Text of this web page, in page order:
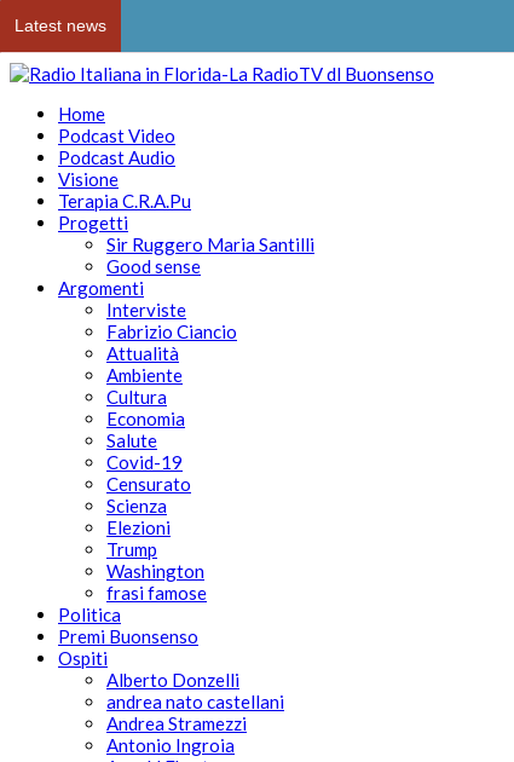
Latest news
Home
Podcast Video
Podcast Audio
Visione
Terapia C.R.A.Pu
Progetti
Sir Ruggero Maria Santilli
Good sense
Argomenti
Interviste
Fabrizio Ciancio
Attualità
Ambiente
Cultura
Economia
Salute
Covid-19
Censurato
Scienza
Elezioni
Trump
Washington
frasi famose
Politica
Premi Buonsenso
Ospiti
Alberto Donzelli
andrea nato castellani
Andrea Stramezzi
Antonio Ingroia